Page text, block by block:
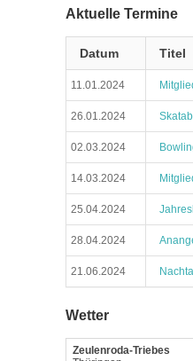
Aktuelle Termine
Datum Titel
11.01.2024
26.01.2024
02.03.2024
14.03.2024
25.04.2024
28.04.2024
21.06.2024
Wetter